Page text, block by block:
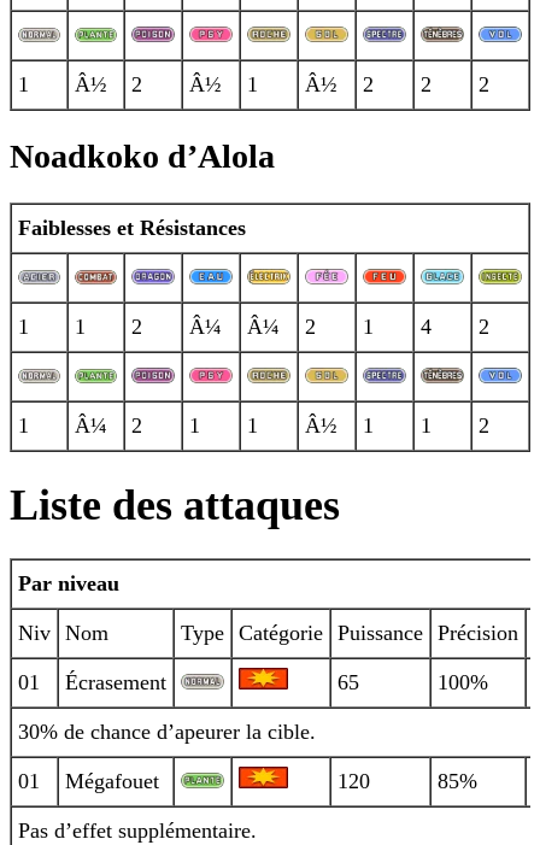
1 Â½ 2 Â½ 1 Â½ 2 2 2
Noadkoko d’Alola
Faiblesses et Résistances
1 1 2 Â¼ Â¼ 2 1 4 2
1 Â¼ 2 1 1 Â½ 1 1 2
Liste des attaques
Par niveau
Niv Nom Type Catégorie Puissance Précision
01 Écrasement 65 100%
30% de chance d’apeurer la cible.
01 Mégafouet 120 85%
Pas d’effet supplémentaire.